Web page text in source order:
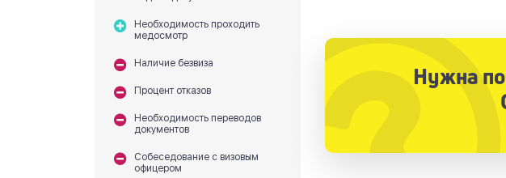
Необходимость проходить
медосмотр
Наличие безвиза
Процент отказов
Необходимость переводов
документов
Собеседование с визовым
офицером
Нужна